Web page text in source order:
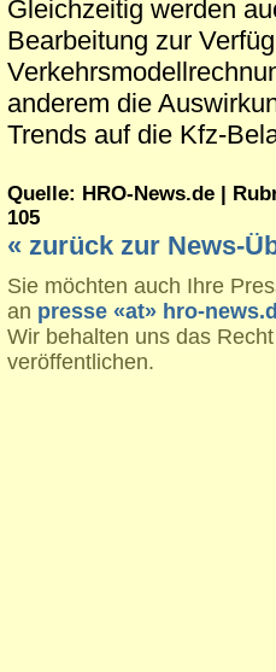
Gleichzeitig werden
Bearbeitung zur
anderem die
Trends auf die Kfz-
Quelle: HRO-News.de |
105
« zurück zur News-
Sie möchten auch Ihre
an presse «at» hro-
Wir behalten uns das
veröffentlichen.